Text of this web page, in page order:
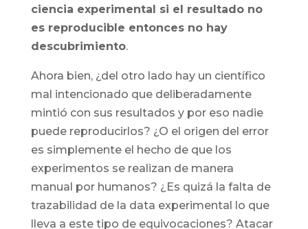
ciencia experimental si el resultado no
es reproducible entonces no hay
descubrimiento.
Ahora bien, ¿del otro lado hay un científico
mal intencionado que deliberadamente
mintió con sus resultados y por eso nadie
puede reproducirlos? ¿O el origen del error
es simplemente el hecho de que los
experimentos se realizan de manera
manual por humanos? ¿Es quizá la falta de
trazabilidad de la data experimental lo que
lleva a este tipo de equivocaciones? Atacar